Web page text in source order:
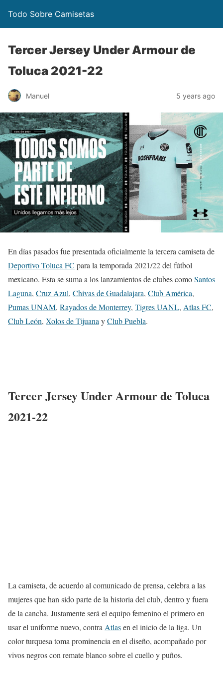
Todo Sobre Camisetas
Tercer Jersey Under Armour de
Toluca 2021-22
Manuel 5 years ago
En días pasados fue presentada oficialmente la tercera camiseta de
Deportivo Toluca FC para la temporada 2021/22 del fútbol
mexicano. Esta se suma a los lanzamientos de clubes comoSantos
Laguna, Cruz Azul, Chivas de Guadalajara, Club América,
Pumas UNAM, Rayados de Monterrey, Tigres UANL, Atlas FC,
Club León, Xolos de TijuanayClub Puebla.
Tercer Jersey Under Armour de Toluca
2021-22
La camiseta, de acuerdo al comunicado de prensa, celebra a las
mujeres que han sido parte de la historia del club, dentro y fuera
de la cancha. Justamente será el equipo femenino el primero en
usar el uniforme nuevo, contra Atlasen el inicio de la liga. Un
color turquesa toma prominencia en el diseño, acompañado por
vivos negros con remate blanco sobre el cuello y puños.